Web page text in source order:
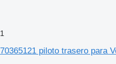
1
70365121 piloto trasero para